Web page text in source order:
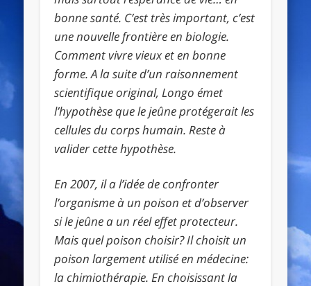
bonne santé. C’est très important, c’est
une nouvelle frontière en biologie.
Comment vivre vieux et en bonne
forme. A la suite d’un raisonnement
scientifique original, Longo émet
l’hypothèse que le jeûne protégerait les
cellules du corps humain. Reste à
valider cette hypothèse.
En 2007, il a l’idée de confronter
l’organisme à un poison et d’observer
si le jeûne a un réel effet protecteur.
Mais quel poison choisir? Il choisit un
poison largement utilisé en médecine:
la chimiothérapie. En choisissant la